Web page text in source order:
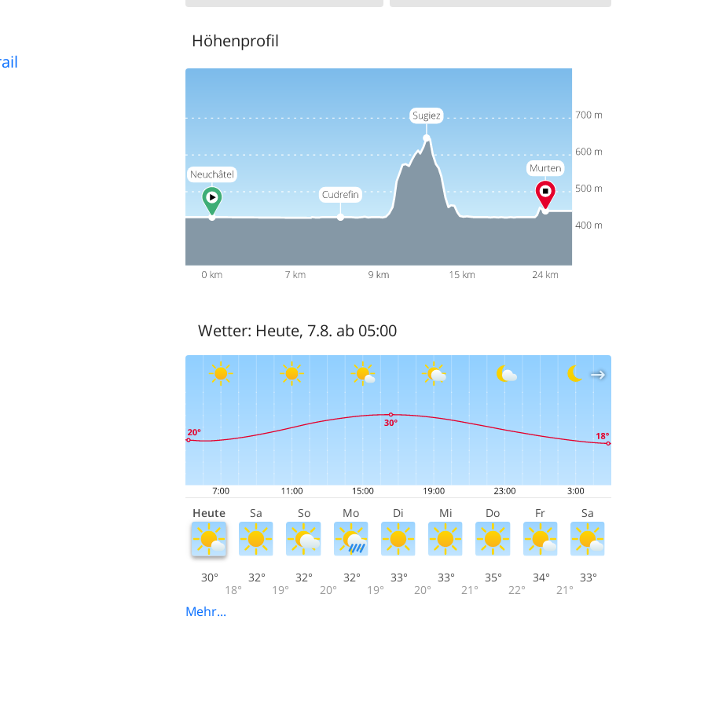
Höhenprofil
Wetter: Heute, 7.8. ab 05:00
Heute Sa So Mo Di Mi Do Fr Sa
30°
18°
32°
19°
32°
20°
32°
19°
33°
20°
33°
21°
35°
22°
34°
21°
33°
Mehr...